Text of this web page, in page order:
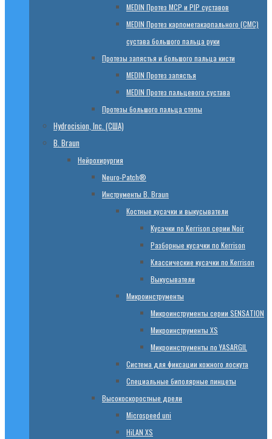
МЕDIN Протез MCP и PIP суставов
МЕDIN Протез карпометакарпального (СМС)
сустава большого пальца руки
Протезы запястья и большого пальца кисти
МЕDIN Протез запястья
МЕDIN Протез пальцевого сустава
Протезы большого пальца стопы
Hydrocision, Inc. (США)
B. Braun
Нейрохирургия
Neuro-Patch®
Инструменты B. Braun
Костные кусачки и выкусыватели
Кусачки по Kerrison серии Noir
Разборные кусачки по Kerrison
Классические кусачки по Kerrison
Выкусыватели
Микроинструменты
Микроинструменты серии SENSATION
Микроинструменты XS
Микроинструменты по YASARGIL
Система для фиксации кожного лоскута
Специальные биполярные пинцеты
Высокоскоростные дрели
Microspeed uni
HiLAN XS